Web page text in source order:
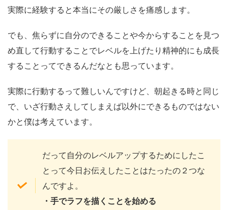
実際に経験すると本当にその厳しさを痛感します。
でも、焦らずに自分のできることや今からすることを見つ
め直して行動することでレベルを上げたり精神的にも成長
することってできるんだなとも思っています。
実際に行動するって難しいんですけど、朝起きる時と同じ
で、いざ行動さえしてしまえば以外にできるものではない
かと僕は考えています。
だって自分のレベルアップするためにしたこ
とって今日お伝えしたことはたったの２つな
んですよ。
・手でラフを描くことを始める